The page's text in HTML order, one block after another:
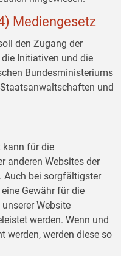
Mediengesetz
den Zugang der
Initiativen und die
Bundesministeriums
und
kann für die
anderen Websites der
Auch bei sorgfältigster
Gewähr für die
Website
werden. Wenn und
werden, werden diese so